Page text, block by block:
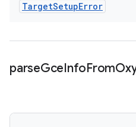
TargetSetupError
parseGceInfoFrom